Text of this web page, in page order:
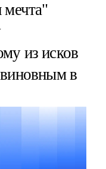
мечта"
из исков
в